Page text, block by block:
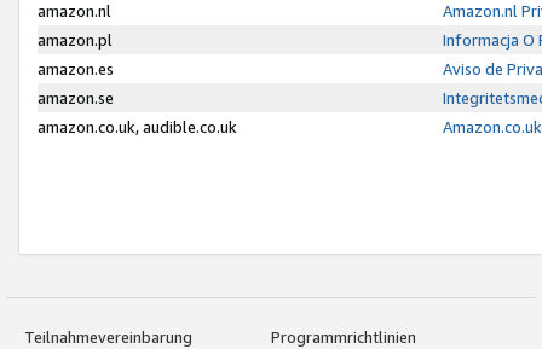
amazon.nl
Amazon.nl
amazon.pl
Informacja O
amazon.es
Aviso de
amazon.se
amazon.co.uk, audible.co.uk
Teilnahmevereinbarung
Programmrichtlinien